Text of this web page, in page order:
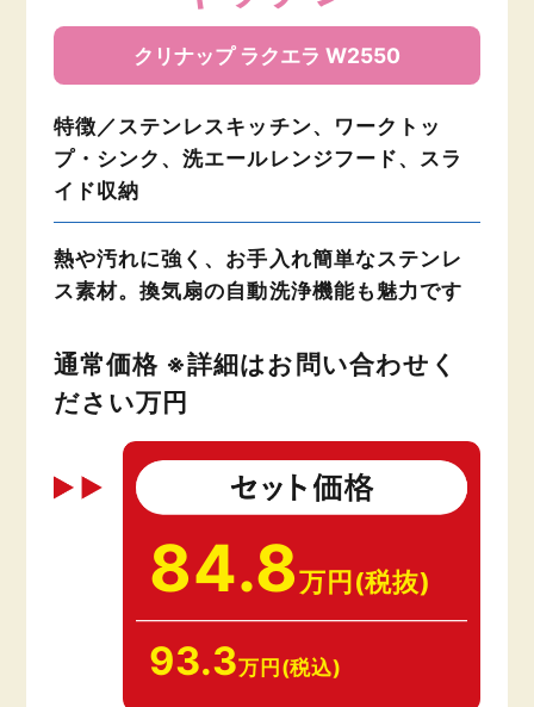
クリナップ ラクエラ W2550
特徴／ステンレスキッチン、ワークトッ
プ・シンク、洗エールレンジフード、スラ
イド収納
熱や汚れに強く、お手入れ簡単なステンレ
ス素材。換気扇の自動洗浄機能も魅力です
通常価格 ※詳細はお問い合わせく
ださい万円
84.8万円(税抜)
93.3万円(税込)